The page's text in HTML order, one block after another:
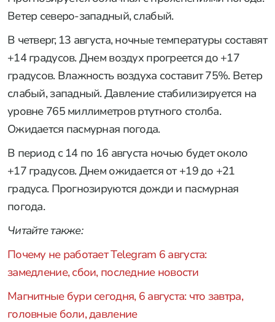
Ветер северо-западный, слабый.
В четверг, 13 августа, ночные температуры составят
+14 градусов. Днем воздух прогреется до +17
градусов. Влажность воздуха составит 75%. Ветер
слабый, западный. Давление стабилизируется на
уровне 765 миллиметров ртутного столба.
Ожидается пасмурная погода.
В период с 14 по 16 августа ночью будет около
+17 градусов. Днем ожидается от +19 до +21
градуса. Прогнозируются дожди и пасмурная
погода.
Читайте также:
Почему не работает Telegram 6 августа:
замедление, сбои, последние новости
Магнитные бури сегодня, 6 августа: что завтра,
головные боли, давление